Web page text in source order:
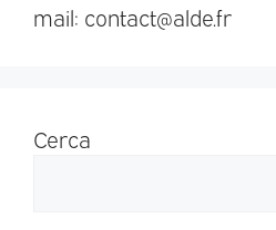
mail: contact@alde.fr
Cerca